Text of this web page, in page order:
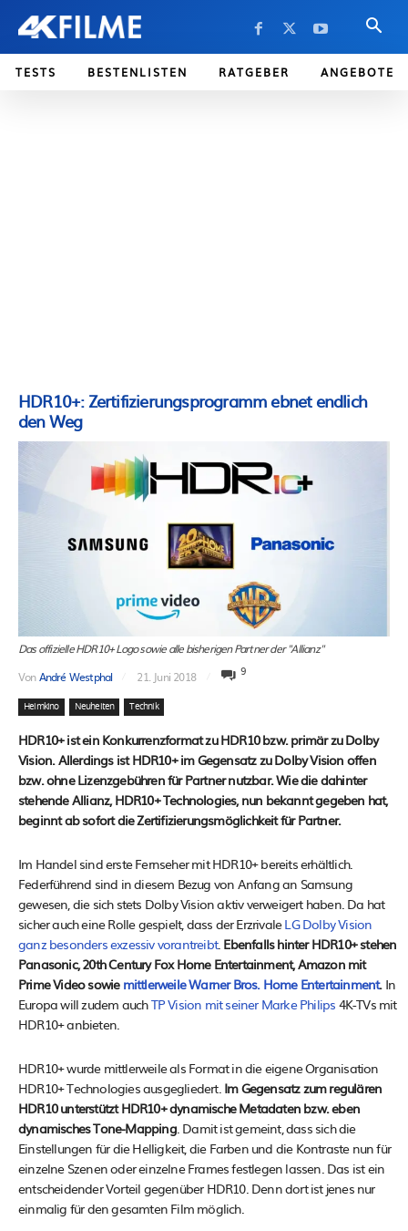
TESTS BESTENLISTEN RATGEBER ANGEBOTE
HDR10+: Zertifizierungsprogramm ebnet endlich
den Weg
Das offizielle HDR10+ Logo sowie alle bisherigen Partner der "Allianz"
VonAndré Westphal 21. Juni 2018 9
Heimkino Neuheiten Technik
HDR10+ ist ein Konkurrenzformat zu HDR10 bzw. primär zu Dolby
Vision. Allerdings ist HDR10+ im Gegensatz zu Dolby Vision offen
bzw. ohne Lizenzgebühren für Partner nutzbar. Wie die dahinter
stehende Allianz, HDR10+ Technologies, nun bekannt gegeben hat,
beginnt ab sofort die Zertifizierungsmöglichkeit für Partner.
Im Handel sind erste Fernseher mit HDR10+ bereits erhältlich.
Federführend sind in diesem Bezug von Anfang an Samsung
gewesen, die sich stets Dolby Vision aktiv verweigert haben. Da hat
sicher auch eine Rolle gespielt, dass der ErzrivaleLG Dolby Vision
ganz besonders exzessiv vorantreibt. Ebenfalls hinter HDR10+ stehen
Panasonic, 20th Century Fox Home Entertainment, Amazon mit
Prime Video sowie mittlerweile Warner Bros. Home Entertainment.In
Europa will zudem auchTP Vision mit seiner Marke Philips 4K-TVs mit
HDR10+ anbieten.
HDR10+ wurde mittlerweile als Format in die eigene Organisation
HDR10+ Technologies ausgegliedert. Im Gegensatz zum regulären
HDR10 unterstützt HDR10+ dynamische Metadaten bzw. eben
dynamisches Tone-Mapping. Damit ist gemeint, dass sich die
Einstellungen für die Helligkeit, die Farben und die Kontraste nun für
einzelne Szenen oder einzelne Frames festlegen lassen. Das ist ein
entscheidender Vorteil gegenüber HDR10. Denn dort ist jenes nur
einmalig für den gesamten Film möglich.